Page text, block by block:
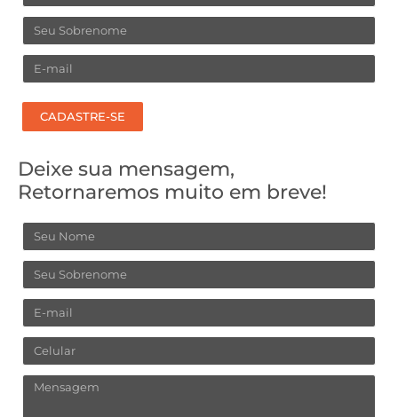
Sobrenome
Email
CADASTRE-SE
Deixe sua mensagem,
Retornaremos muito em breve!
Nome
Sobrenome
Email
Celular
Mensagem